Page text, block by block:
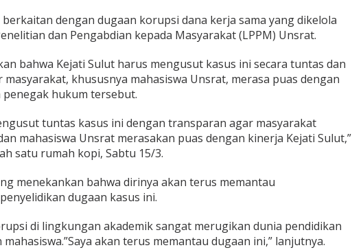
dengan dugaan korupsi dana kerja sama yang dikelola
dan Pengabdian kepada Masyarakat (LPPM) Unsrat.
bahwa Kejati Sulut harus mengusut kasus ini secara tuntas dan
khususnya mahasiswa Unsrat, merasa puas dengan
hukum tersebut.
tuntas kasus ini dengan transparan agar masyarakat
mahasiswa Unsrat merasakan puas dengan kinerja Kejati Sulut,”
satu rumah kopi, Sabtu 15/3.
menekankan bahwa dirinya akan terus memantau
dugaan kasus ini.
di lingkungan akademik sangat merugikan dunia pendidikan
mahasiswa.”Saya akan terus memantau dugaan ini,” lanjutnya.